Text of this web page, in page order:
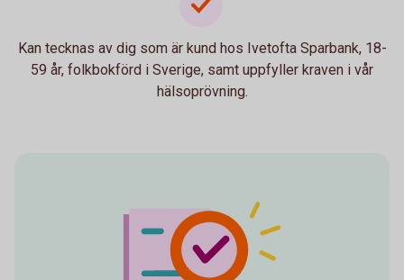
Kan tecknas av dig som är kund hos Ivetofta Sparbank, 18-
59 år, folkbokförd i Sverige, samt uppfyller kraven i vår
hälsoprövning.